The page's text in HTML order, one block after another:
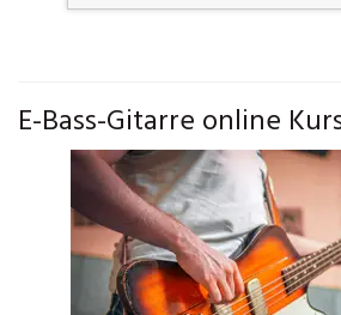
E-Bass-Gitarre online